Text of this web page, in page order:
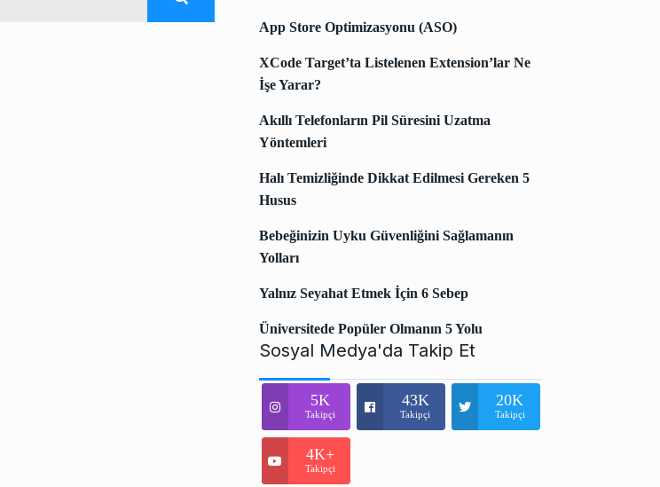
App Store Optimizasyonu (ASO)
XCode Target’ta Listelenen Extension’lar Ne
İşe Yarar?
Akıllı Telefonların Pil Süresini Uzatma
Yöntemleri
Halı Temizliğinde Dikkat Edilmesi Gereken 5
Husus
Bebeğinizin Uyku Güvenliğini Sağlamanın
Yolları
Yalnız Seyahat Etmek İçin 6 Sebep
Üniversitede Popüler Olmanın 5 Yolu
Sosyal Medya'da Takip Et
5K
Takipçi
43K
Takipçi
20K
Takipçi
4K+
Takipçi